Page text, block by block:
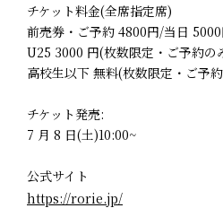
チケット料金(全席指定席)
前売券・ご予約 4800円/当日
U25 3000 円(枚数限定・ご予約の
高校生以下 無料(枚数限定・ご予
チケット発売:
7 月 8 日(土)10:00~
公式サイト
https://rorie.jp/